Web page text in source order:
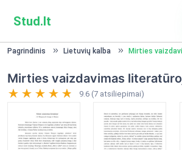
Stud.lt
Pagrindinis Lietuvių kalba Mirties
Mirties vaizdavimas
9.6 (7 atsiliepimai)